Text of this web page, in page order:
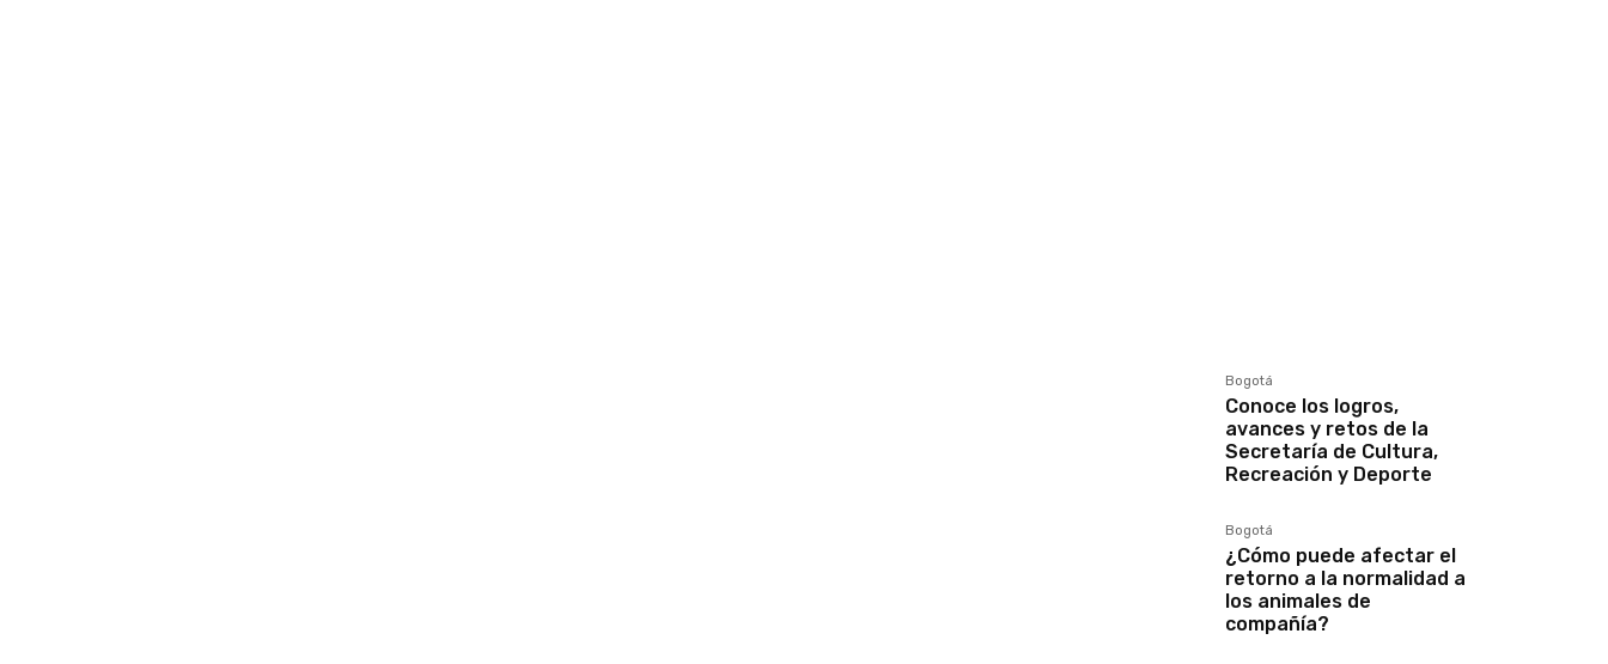
Bogotá
Conoce los logros,
avances y retos de la
Secretaría de Cultura,
Recreación y Deporte
Bogotá
¿Cómo puede afectar el
retorno a la normalidad a
los animales de
compañía?